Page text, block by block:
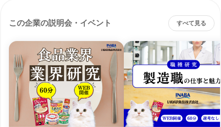
この企業の説明会・イベント すべて見る